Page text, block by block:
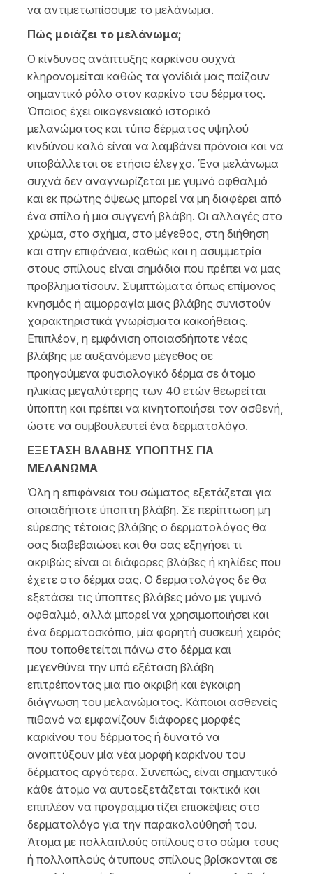
να αντιμετωπίσουμε το μελάνωμα.
Πώς μοιάζει το μελάνωμα;
Ο κίνδυνος ανάπτυξης καρκίνου συχνά
κληρονομείται καθώς τα γονίδιά μας παίζουν
σημαντικό ρόλο στον καρκίνο του δέρματος.
Όποιος έχει οικογενειακό ιστορικό
μελανώματος και τύπο δέρματος υψηλού
κινδύνου καλό είναι να λαμβάνει πρόνοια και να
υποβάλλεται σε ετήσιο έλεγχο. Ένα μελάνωμα
συχνά δεν αναγνωρίζεται με γυμνό οφθαλμό
και εκ πρώτης όψεως μπορεί να μη διαφέρει από
ένα σπίλο ή μια συγγενή βλάβη. Οι αλλαγές στο
χρώμα, στο σχήμα, στο μέγεθος, στη διήθηση
και στην επιφάνεια, καθώς και η ασυμμετρία
στους σπίλους είναι σημάδια που πρέπει να μας
προβληματίσουν. Συμπτώματα όπως επίμονος
κνησμός ή αιμορραγία μιας βλάβης συνιστούν
χαρακτηριστικά γνωρίσματα κακοήθειας.
Επιπλέον, η εμφάνιση οποιασδήποτε νέας
βλάβης με αυξανόμενο μέγεθος σε
προηγούμενα φυσιολογικό δέρμα σε άτομο
ηλικίας μεγαλύτερης των 40 ετών θεωρείται
ύποπτη και πρέπει να κινητοποιήσει τον ασθενή,
ώστε να συμβουλευτεί ένα δερματολόγο.
ΕΞΕΤΑΣΗ ΒΛΑΒΗΣ ΥΠΟΠΤΗΣ ΓΙΑ
ΜΕΛΑΝΩΜΑ
Όλη η επιφάνεια του σώματος εξετάζεται για
οποιαδήποτε ύποπτη βλάβη. Σε περίπτωση μη
εύρεσης τέτοιας βλάβης ο δερματολόγος θα
σας διαβεβαιώσει και θα σας εξηγήσει τι
ακριβώς είναι οι διάφορες βλάβες ή κηλίδες που
έχετε στο δέρμα σας. Ο δερματολόγος δε θα
εξετάσει τις ύποπτες βλάβες μόνο με γυμνό
οφθαλμό, αλλά μπορεί να χρησιμοποιήσει και
ένα δερματοσκόπιο, μία φορητή συσκευή χειρός
που τοποθετείται πάνω στο δέρμα και
μεγενθύνει την υπό εξέταση βλάβη
επιτρέποντας μια πιο ακριβή και έγκαιρη
διάγνωση του μελανώματος. Κάποιοι ασθενείς
πιθανό να εμφανίζουν διάφορες μορφές
καρκίνου του δέρματος ή δυνατό να
αναπτύξουν μία νέα μορφή καρκίνου του
δέρματος αργότερα. Συνεπώς, είναι σημαντικό
κάθε άτομο να αυτοεξετάζεται τακτικά και
επιπλέον να προγραμματίζει επισκέψεις στο
δερματολόγο για την παρακολούθησή του.
Άτομα με πολλαπλούς σπίλους στο σώμα τους
ή πολλαπλούς άτυπους σπίλους βρίσκονται σε